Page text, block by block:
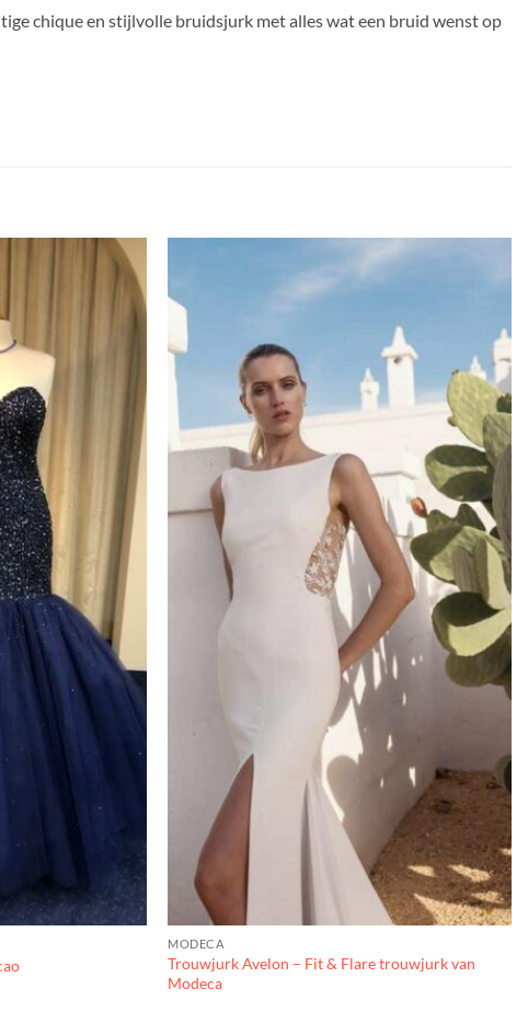
chique en stijlvolle bruidsjurk met alles wat een bruid wenst op
MODECA
Trouwjurk Avelon – Fit & Flare trouwjurk van
Modeca